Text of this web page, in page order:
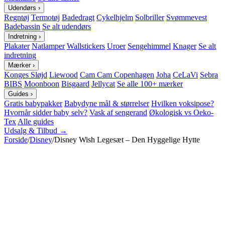
Udendørs ›
Regntøj Termotøj Badedragt Cykelhjelm Solbriller Svømmevest
Badebassin Se alt udendørs
Indretning ›
Plakater Natlamper Wallstickers Uroer Sengehimmel Knager Se alt
indretning
Mærker ›
Konges Sløjd Liewood Cam Cam Copenhagen Joha CeLaVi Sebra
BIBS Moonboon Bisgaard Jellycat Se alle 100+ mærker
Guides ›
Gratis babypakker Babydyne mål & størrelser Hvilken voksipose?
Hvornår sidder baby selv? Vask af sengerand Økologisk vs Oeko-
Tex Alle guides
Udsalg & Tilbud →
Forside/Disney/Disney Wish Legesæt – Den Hyggelige Hytte